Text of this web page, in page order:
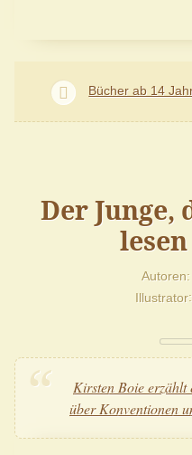
Bücher ab 14
Der Junge,
Autoren
Illustrator
Kirsten Boie erzählt
über Konventionen